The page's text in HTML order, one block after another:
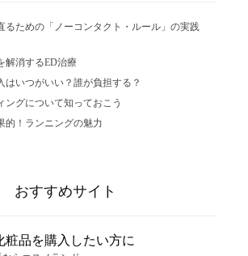
るための「ノーコンタクト・ルール」の実践
解消するED治療
はいつがいい？誰が負担する？
ングについて知っておこう
的！ランニングの魅力
おすすめサイト
粧品を購入したい方に